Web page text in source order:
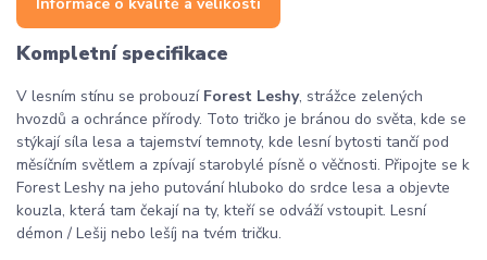
Kompletní specifikace
V lesním stínu se probouzí Forest Leshy, strážce zelených
hvozdů a ochránce přírody. Toto tričko je bránou do světa, kde se
stýkají síla lesa a tajemství temnoty, kde lesní bytosti tančí pod
měsíčním světlem a zpívají starobylé písně o věčnosti. Připojte se k
Forest Leshy na jeho putování hluboko do srdce lesa a objevte
kouzla, která tam čekají na ty, kteří se odváží vstoupit. Lesní
démon / Lešij nebo lešíj na tvém tričku.